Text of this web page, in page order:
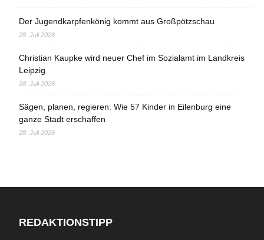
Der Jugendkarpfenkönig kommt aus Großpötzschau
28. Juli 2026
Christian Kaupke wird neuer Chef im Sozialamt im Landkreis
Leipzig
28. Juli 2026
Sägen, planen, regieren: Wie 57 Kinder in Eilenburg eine
ganze Stadt erschaffen
28. Juli 2026
REDAKTIONSTIPP